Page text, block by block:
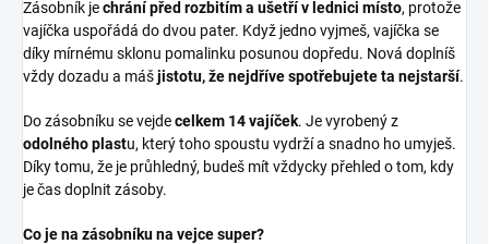
Zásobník jechrání před rozbitím a ušetří v lednici místo, protože
vajíčka uspořádá do dvou pater. Když jedno vyjmeš, vajíčka se
díky mírnému sklonu pomalinku posunou dopředu. Nová doplníš
vždy dozadu a mášjistotu, že nejdříve spotřebujete ta nejstarší.
Do zásobníku se vejdecelkem 14 vajíček. Je vyrobený z
odolného plastu, který toho spoustu vydrží a snadno ho umyješ.
Díky tomu, že je průhledný, budeš mít vždycky přehled o tom, kdy
je čas doplnit zásoby.
Co je na zásobníku na vejce super?